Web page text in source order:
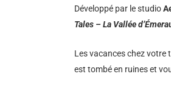
Développé par le studio
Tales – La Vallée
Les vacances chez votre
est tombé en ruines et